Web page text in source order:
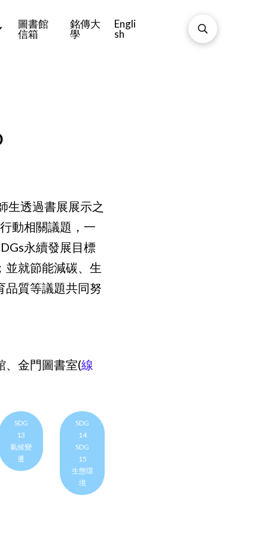
圖書館
信箱
銘傳大
學
Engli
sh
生透過書展展示之
動相關議題，一
永續發展目標
並就節能減碳、生
品質等議題共同努
、金門圖書室(線
SDG
13
氣候變
遷
SDG
14
SDG
15
生態環
境